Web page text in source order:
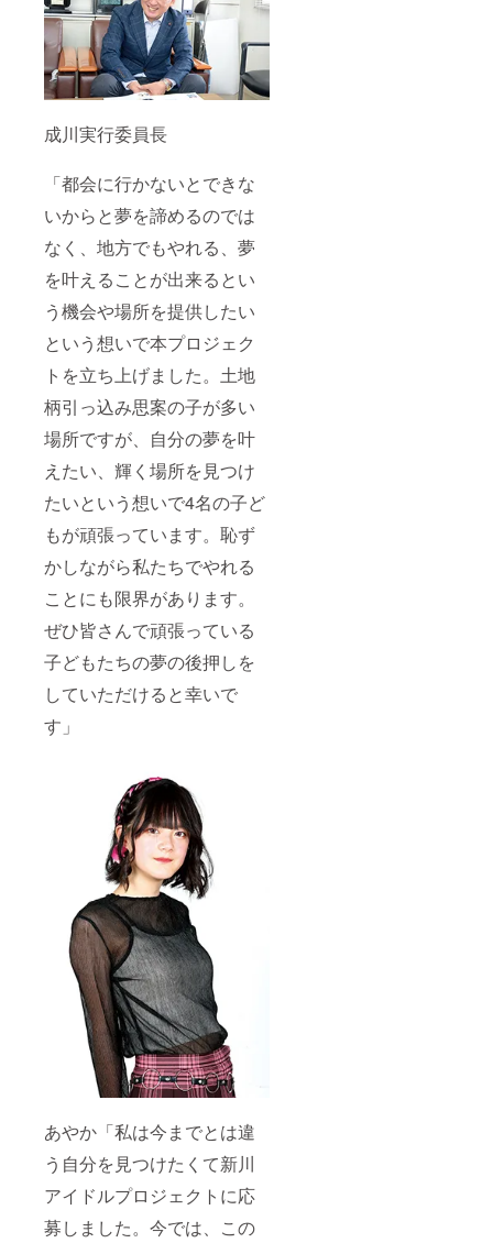
成川実行委員長
「都会に行かないとできな
いからと夢を諦めるのでは
なく、地方でもやれる、夢
を叶えることが出来るとい
う機会や場所を提供したい
という想いで本プロジェク
トを立ち上げました。土地
柄引っ込み思案の子が多い
場所ですが、自分の夢を叶
えたい、輝く場所を見つけ
たいという想いで4名の子ど
もが頑張っています。恥ず
かしながら私たちでやれる
ことにも限界があります。
ぜひ皆さんで頑張っている
子どもたちの夢の後押しを
していただけると幸いで
す」
あやか「私は今までとは違
う自分を見つけたくて新川
アイドルプロジェクトに応
募しました。今では、この